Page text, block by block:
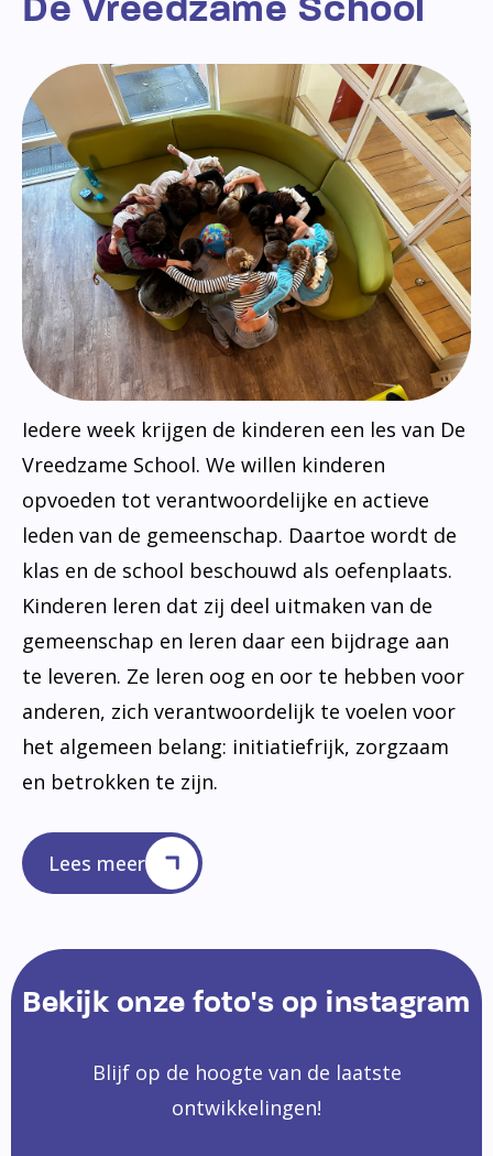
Iedere week krijgen de kinderen een les van De
Vreedzame School. We willen kinderen
opvoeden tot verantwoordelijke en actieve
leden van de gemeenschap. Daartoe wordt de
klas en de school beschouwd als oefenplaats.
Kinderen leren dat zij deel uitmaken van de
gemeenschap en leren daar een bijdrage aan
te leveren. Ze leren oog en oor te hebben voor
anderen, zich verantwoordelijk te voelen voor
het algemeen belang: initiatiefrijk, zorgzaam
en betrokken te zijn.
Lees meer
Bekijk onze foto's op instagram
Blijf op de hoogte van de laatste
ontwikkelingen!